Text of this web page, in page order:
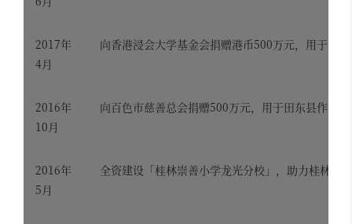
2017年
4月
向香港浸会大学基金会捐赠港币500万元，用于青
2016年
10月
向百色市慈善总会捐赠500万元，用于田东县作登
2016年
5月
全资建设「桂林崇善小学龙光分校」，助力桂林市